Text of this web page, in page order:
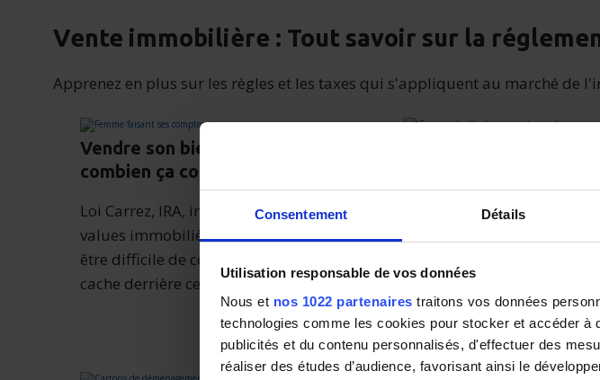
Consentement Détails
Utilisation responsable de vos données
Nous et nos 1022 partenaires traitons vos données
technologies comme les cookies pour stocker et accéder
publicités et du contenu personnalisés, d'effectuer des
réaliser des études d’audience, favorisant ainsi le
Vente immobilière : Tout savoir sur la
Apprenez en plus sur les règles et les taxes qui s'appliquent au marché de
Vendre son bien immobilier,
combien ça coûte ?
Loi Carrez, IRA, imposition des plus-
values immobilières… Il peut parfois
être difficile de comprendre ce qui se
cache derrière ces termes.
Une séparation n'est
supplémentaire.